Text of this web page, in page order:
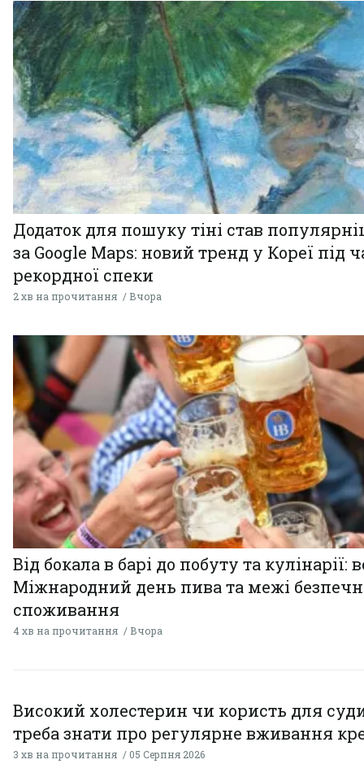
Додаток для пошуку тіні став
за Google Maps: новий тренд у Кореї під
рекордної спеки
2 хв на прочитання Вчора
Від бокала в барі до побуту та кулінарії:
Міжнародний день пива та межі
споживання
4 хв на прочитання Вчора
Високий холестерин чи користь для
треба знати про регулярне вживання
3 хв на прочитання 05 Серпня 2026